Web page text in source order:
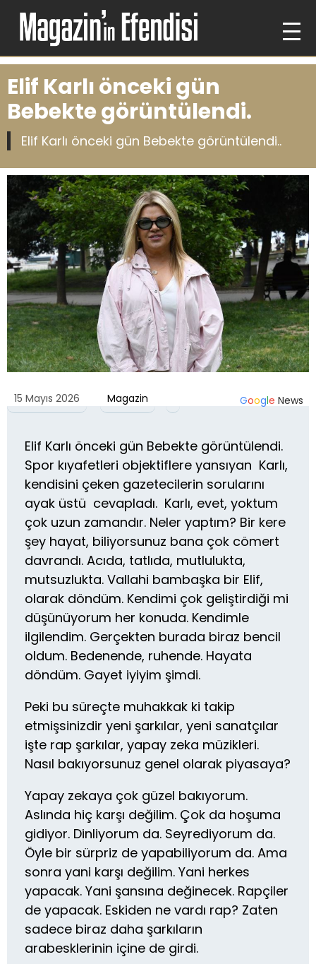
Elif Karlı önceki gün
Bebekte görüntülendi.
Elif Karlı önceki gün Bebekte görüntülendi..
15 Mayıs 2026 Magazin Google News
Elif Karlı önceki gün Bebekte görüntülendi.
Spor kıyafetleri objektiflere yansıyan Karlı,
kendisini çeken gazetecilerin sorularını
ayak üstü cevapladı. Karlı, evet, yoktum
çok uzun zamandır. Neler yaptım? Bir kere
şey hayat, biliyorsunuz bana çok cömert
davrandı. Acıda, tatlıda, mutlulukta,
mutsuzlukta. Vallahi bambaşka bir Elif,
olarak döndüm. Kendimi çok geliştirdiği mi
düşünüyorum her konuda. Kendimle
ilgilendim. Gerçekten burada biraz bencil
oldum. Bedenende, ruhende. Hayata
döndüm. Gayet iyiyim şimdi.
Peki bu süreçte muhakkak ki takip
etmişsinizdir yeni şarkılar, yeni sanatçılar
işte rap şarkılar, yapay zeka müzikleri.
Nasıl bakıyorsunuz genel olarak piyasaya?
Yapay zekaya çok güzel bakıyorum.
Aslında hiç karşı değilim. Çok da hoşuma
gidiyor. Dinliyorum da. Seyrediyorum da.
Öyle bir sürpriz de yapabiliyorum da. Ama
sonra yani karşı değilim. Yani herkes
yapacak. Yani şansına değinecek. Rapçiler
de yapacak. Eskiden ne vardı rap? Zaten
sadece biraz daha şarkıların
arabesklerinin içine de girdi.